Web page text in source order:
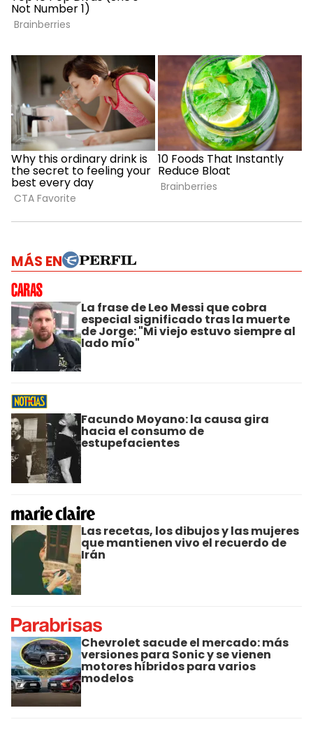
MÁS EN
La frase de Leo Messi que cobra
especial significado tras la muerte
de Jorge: "Mi viejo estuvo siempre al
lado mío"
Facundo Moyano: la causa gira
hacia el consumo de
estupefacientes
Las recetas, los dibujos y las mujeres
que mantienen vivo el recuerdo de
Irán
Chevrolet sacude el mercado: más
versiones para Sonic y se vienen
motores híbridos para varios
modelos